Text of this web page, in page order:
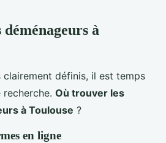
à
clairement définis, il est temps
Où trouver les
à Toulouse ?
en ligne